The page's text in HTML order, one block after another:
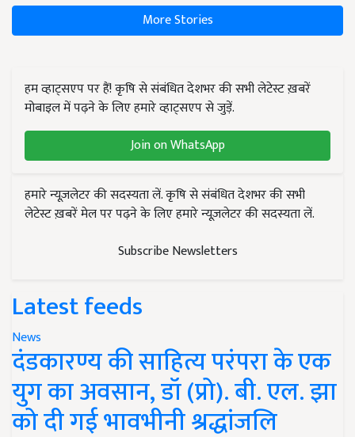
More Stories
हम व्हाट्सएप पर हैं! कृषि से संबंधित देशभर की सभी लेटेस्ट ख़बरें
मोबाइल में पढ़ने के लिए हमारे व्हाट्सएप से जुड़ें.
Join on WhatsApp
हमारे न्यूज़लेटर की सदस्यता लें. कृषि से संबंधित देशभर की सभी
लेटेस्ट ख़बरें मेल पर पढ़ने के लिए हमारे न्यूज़लेटर की सदस्यता लें.
Subscribe Newsletters
Latest feeds
News
दंडकारण्य की साहित्य परंपरा के एक
युग का अवसान, डॉ (प्रो). बी. एल. झा
को दी गई भावभीनी श्रद्धांजलि